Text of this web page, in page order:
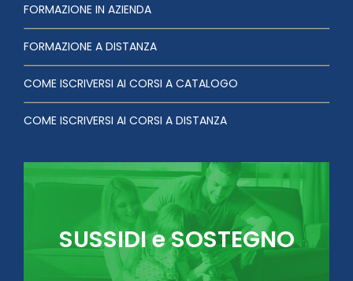
FORMAZIONE IN AZIENDA
FORMAZIONE A DISTANZA
COME ISCRIVERSI AI CORSI A CATALOGO
COME ISCRIVERSI AI CORSI A DISTANZA
SUSSIDI e SOSTEGNO